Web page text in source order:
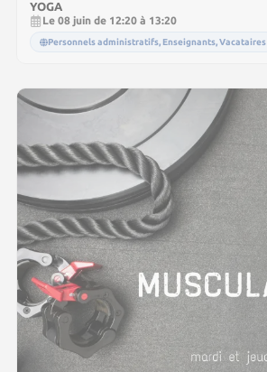
YOGA
Le 08 juin de 12:20 à 13:20
Personnels administratifs, Enseignants, Vacataires